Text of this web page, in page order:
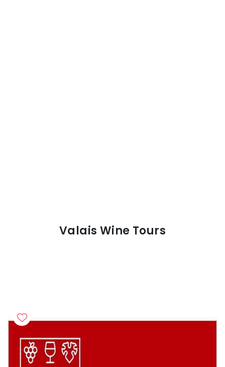
Valais Wine Tours